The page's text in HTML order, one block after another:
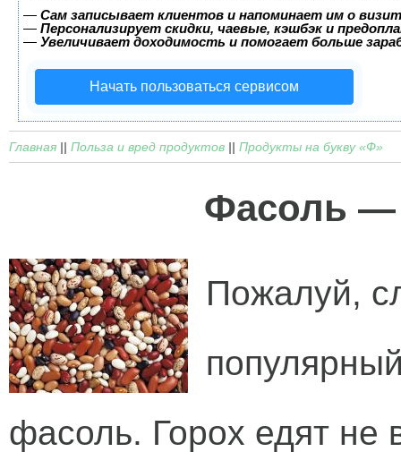
— Сам записывает клиентов и напоминает им о
— Персонализирует скидки, чаевые, кэшбэк и
— Увеличивает доходимость и помогает больше
Начать пользоваться сервисом
Главная || Польза и вред продуктов || Продукты на букву «Ф»
Фасоль —
Пожалуй,
фасоль. Горох едят